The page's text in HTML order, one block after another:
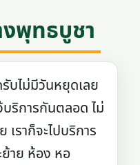
พุทธบูชา
ไม่มีวันหยุดเลย
บริการกันตลอด ไม่
เราก็จะไปบริการ
ย้าย ห้อง หอ